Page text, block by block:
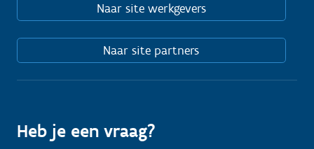
Naar site werkgevers
Naar site partners
Heb je een vraag?